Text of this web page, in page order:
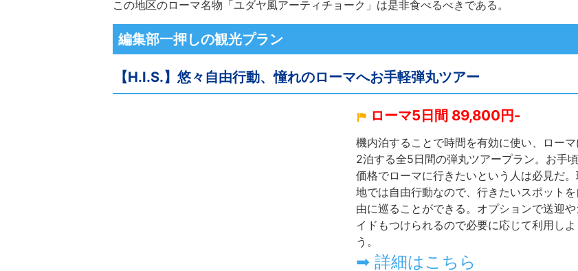
この地区のローマ名物「ユダヤ風アーティチョーク」は是非食べるべきである。
編集部一押しの観光プラン
【H.I.S.】悠々自由行動、憧れのローマへお手軽弾丸ツアー